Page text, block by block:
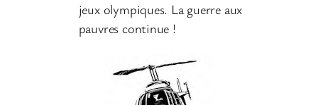
jeux olympiques. La guerre aux
pauvres continue !